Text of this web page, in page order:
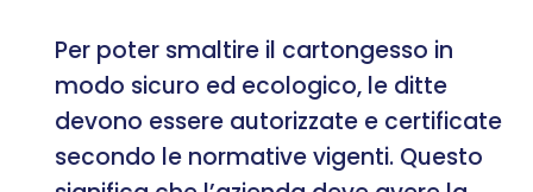
Per poter smaltire il cartongesso in
modo sicuro ed ecologico, le ditte
devono essere autorizzate e certificate
secondo le normative vigenti. Questo